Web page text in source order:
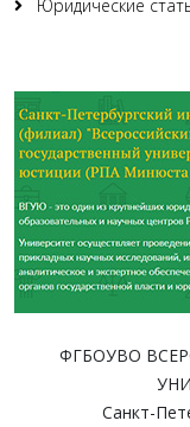
Юридические
ФГБОУВО
Санкт-